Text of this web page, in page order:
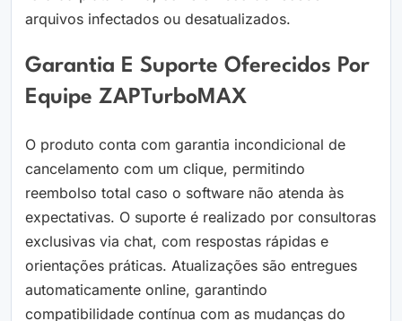
arquivos infectados ou desatualizados.
Garantia E Suporte Oferecidos Por
Equipe ZAPTurboMAX
O produto conta com garantia incondicional de
cancelamento com um clique, permitindo
reembolso total caso o software não atenda às
expectativas. O suporte é realizado por consultoras
exclusivas via chat, com respostas rápidas e
orientações práticas. Atualizações são entregues
automaticamente online, garantindo
compatibilidade contínua com as mudanças do